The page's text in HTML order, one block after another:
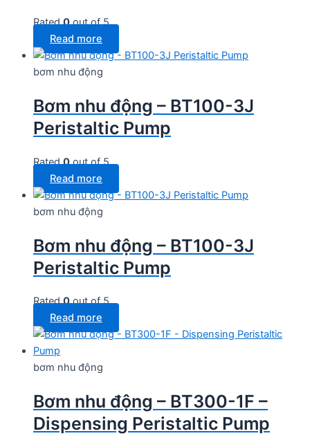
Rated0out of 5
Read more
bơm nhu động
Bơm nhu động – BT100-3J
Peristaltic Pump
Rated0out of 5
Read more
bơm nhu động
Bơm nhu động – BT100-3J
Peristaltic Pump
Rated0out of 5
Read more
bơm nhu động
Bơm nhu động – BT300-1F –
Dispensing Peristaltic Pump